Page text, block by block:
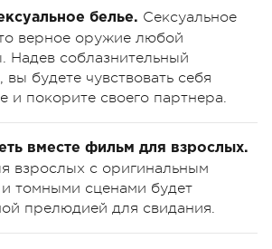
белье. Сексуальное
верное оружие любой
соблазнительный
вы будете чувствовать себя
и покорите своего партнера.
вместе фильм для взрослых.
взрослых с оригинальным
томными сценами будет
прелюдией для свидания.